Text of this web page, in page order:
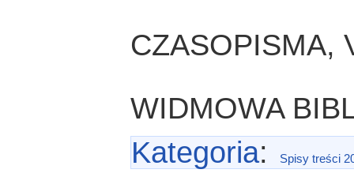
CZASOPISMA,
WIDMOWA
Kategoria: Spisy treści